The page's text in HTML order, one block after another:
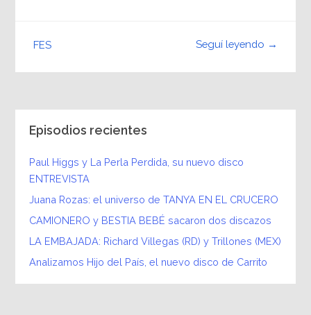
Seguí leyendo →
FES
Episodios recientes
Paul Higgs y La Perla Perdida, su nuevo disco
ENTREVISTA
Juana Rozas: el universo de TANYA EN EL CRUCERO
CAMIONERO y BESTIA BEBÉ sacaron dos discazos
LA EMBAJADA: Richard Villegas (RD) y Trillones (MEX)
Analizamos Hijo del País, el nuevo disco de Carrito